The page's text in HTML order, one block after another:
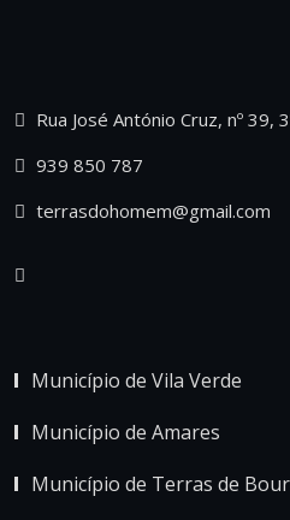
Rua José António Cruz, nº 39,
939 850 787
terrasdohomem@gmail.com
Município de Vila Verde
Município de Amares
Município de Terras de